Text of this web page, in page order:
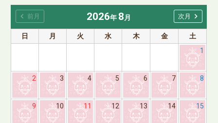
2026年8月
日
月 火 水 木 金
土
1
2 3 4 5 6 7 8
9 10 11 12 13 14 15
chevron_left 前月 次月 chevron_right